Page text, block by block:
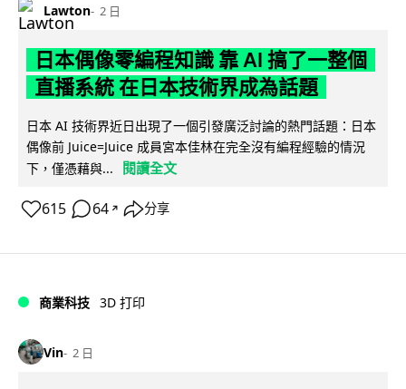
Lawton 2 日
日本偶像零編程知識 靠 AI 搞了一整個
直播系統 在日本技術界成為話題
日本 AI 技術界近日出現了一個引發廣泛討論的熱門話題：日本
偶像前 Juice=Juice 成員宮本佳林在完全沒有編程經驗的情況
下，僅憑藉與...
閱讀全文
615 64 ↗ 分享
商業科技 3D 打印
Vin 2 日